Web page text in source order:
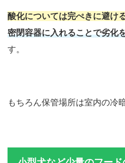
酸化については完ぺきに避け
密閉容器に入れることで劣化
す。
もちろん保管場所は室内の冷